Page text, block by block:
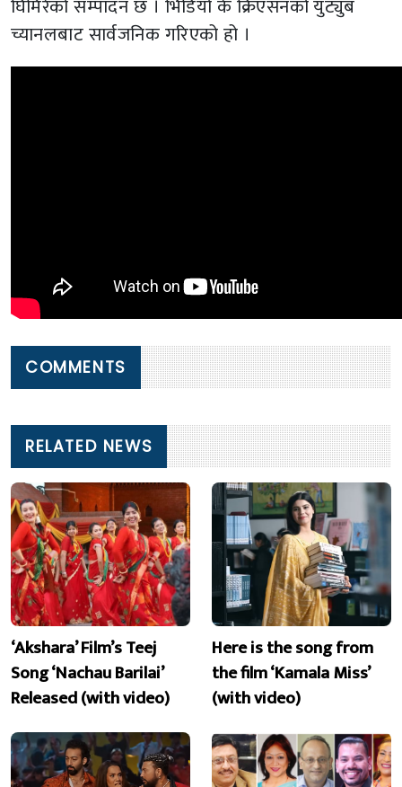
घिमिरेको सम्पादन छ । भिडियो के क्रिएसनको युट्युब
च्यानलबाट सार्वजनिक गरिएको हो ।
COMMENTS
RELATED NEWS
‘Akshara’ Film’s Teej
Song ‘Nachau Barilai’
Released (with video)
Here is the song from
the film ‘Kamala Miss’
(with video)